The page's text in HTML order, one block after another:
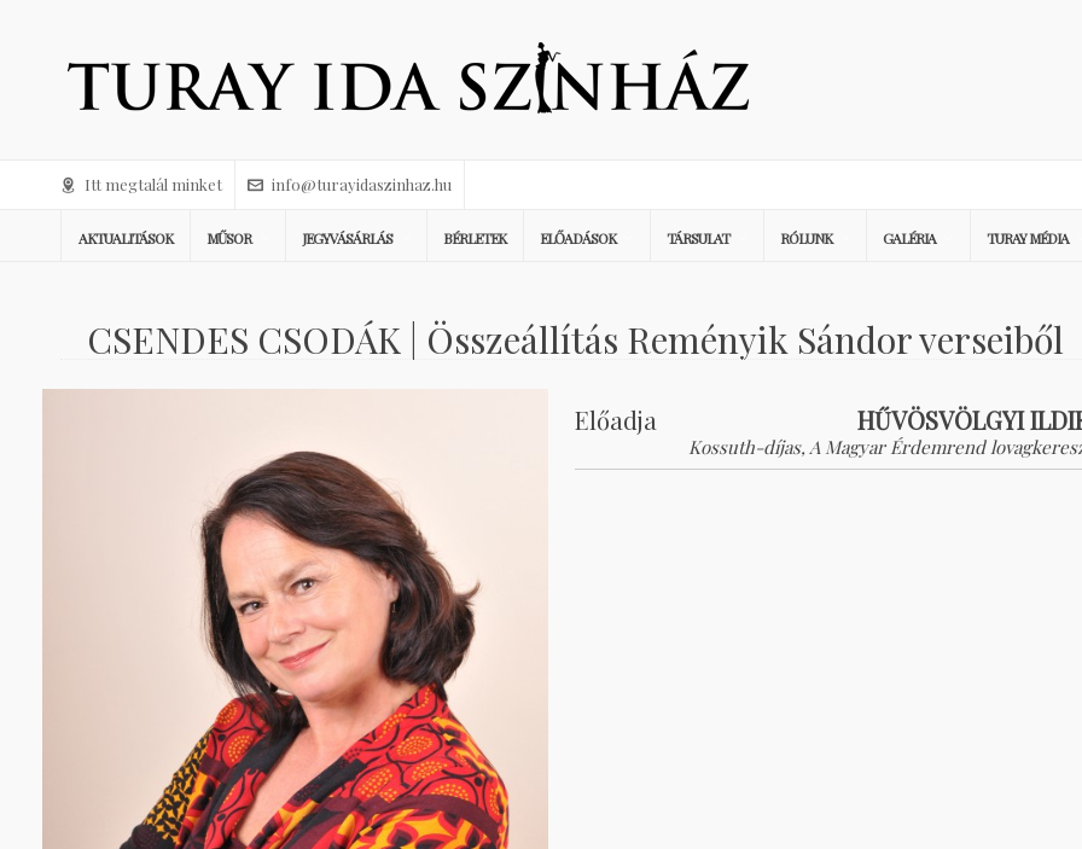
Itt megtalál minket info@turayidaszinhaz.hu
AKTUALITÁSOK MŰSOR JEGYVÁSÁRLÁS BÉRLETEK ELŐADÁSOK TÁRSULAT RÓLUNK GALÉRIA TURAY MÉDIA
CSENDES CSODÁK | Összeállítás Reményik Sándor verseiből
Előadja HŰVÖSVÖLGYI
Kossuth-díjas, A Magyar Érdemrend